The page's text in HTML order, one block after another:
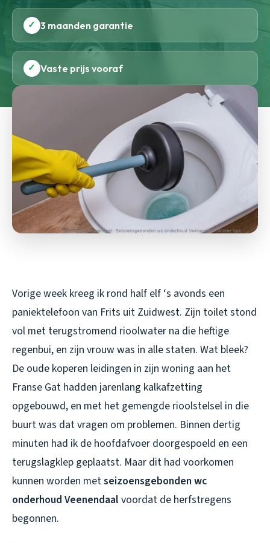
✓ 3 maanden garantie
✓ Vaste prijs vooraf
Vorige week kreeg ik rond half elf ‘s avonds een
paniektelefoon van Frits uit Zuidwest. Zijn toilet stond
vol met terugstromend rioolwater na die heftige
regenbui, en zijn vrouw was in alle staten. Wat bleek?
De oude koperen leidingen in zijn woning aan het
Franse Gat hadden jarenlang kalkafzetting
opgebouwd, en met het gemengde rioolstelsel in die
buurt was dat vragen om problemen. Binnen dertig
minuten had ik de hoofdafvoer doorgespoeld en een
terugslagklep geplaatst. Maar dit had voorkomen
kunnen worden metseizoensgebonden wc
onderhoud Veenendaal voordat de herfstregens
begonnen.